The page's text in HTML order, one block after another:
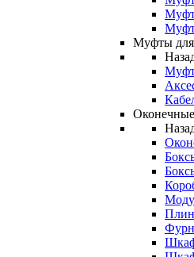
Муфты для
Оконечные